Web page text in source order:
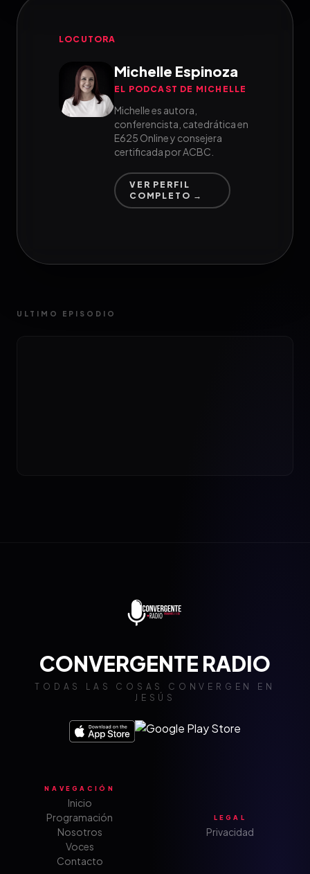
LOCUTORA
Michelle Espinoza
EL PODCAST DE MICHELLE
Michelle es autora,
conferencista, catedrática en
E625 Online y consejera
certificada por ACBC.
VER PERFIL
COMPLETO →
ULTIMO EPISODIO
CONVERGENTE RADIO
TODAS LAS COSAS CONVERGEN EN
JESÚS
NAVEGACIÓN
Inicio
Programación
Nosotros
Voces
Contacto
LEGAL
Privacidad